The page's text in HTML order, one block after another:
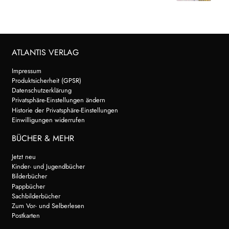
ATLANTIS VERLAG
Impressum
Produktsicherheit (GPSR)
Datenschutzerklärung
Privatsphäre-Einstellungen ändern
Historie der Privatsphäre-Einstellungen
Einwilligungen widerrufen
BÜCHER & MEHR
Jetzt neu
Kinder- und Jugendbücher
Bilderbücher
Pappbücher
Sachbilderbücher
Zum Vor- und Selberlesen
Postkarten